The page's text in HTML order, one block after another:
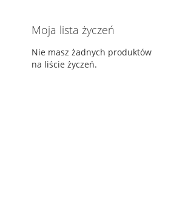
Moja lista życzeń
Nie masz żadnych produktów
na liście życzeń.